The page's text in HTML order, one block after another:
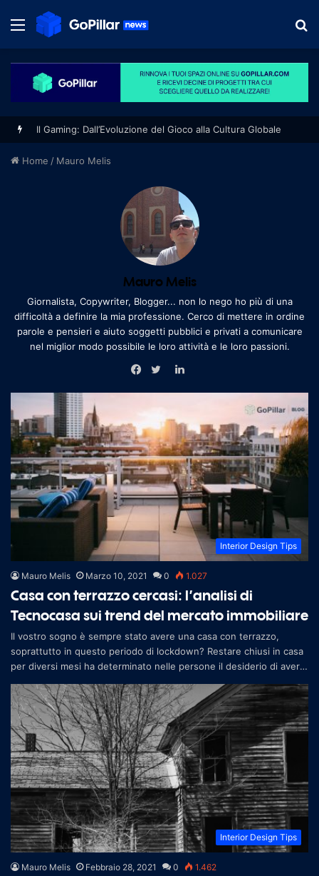
Menu
Home / Mauro Melis
Mauro Melis
Giornalista, Copywriter, Blogger... non lo nego ho più di una
difficoltà a definire la mia professione. Cerco di mettere in ordine
parole e pensieri e aiuto soggetti pubblici e privati a comunicare
nel miglior modo possibile le loro attività e le loro passioni.
e
b
o
o
k
i
t
t
e
r
L
k
e
d
I
n
Interior Design Tips
Mauro Melis Marzo 10, 2021 0 1.027
Casa con terrazzo cercasi: l’analisi di
Tecnocasa sui trend del mercato immobiliare
Il vostro sogno è sempre stato avere una casa con terrazzo,
soprattutto in questo periodo di lockdown? Restare chiusi in casa
per diversi mesi ha determinato nelle persone il desiderio di avere
Interior Design Tips
Mauro Melis Febbraio 28, 2021 0 1.462